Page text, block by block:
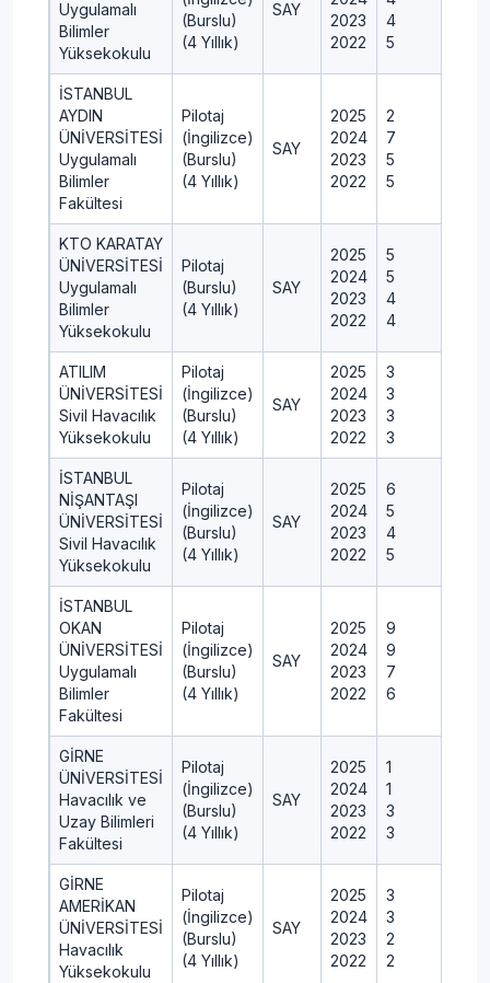
Uygulamalı
Bilimler
Yüksekokulu
(Burslu)
(4 Yıllık)
SAY
2023
2022
4
5
İSTANBUL
AYDIN
ÜNİVERSİTESİ
Uygulamalı
Bilimler
Fakültesi
Pilotaj
(İngilizce)
(Burslu)
(4 Yıllık)
SAY
2025
2024
2023
2022
2
7
5
5
KTO KARATAY
ÜNİVERSİTESİ
Uygulamalı
Bilimler
Yüksekokulu
Pilotaj
(Burslu)
(4 Yıllık)
SAY
2025
2024
2023
2022
5
5
4
4
ATILIM
ÜNİVERSİTESİ
Sivil Havacılık
Yüksekokulu
Pilotaj
(İngilizce)
(Burslu)
(4 Yıllık)
SAY
2025
2024
2023
2022
3
3
3
3
İSTANBUL
NİŞANTAŞI
ÜNİVERSİTESİ
Sivil Havacılık
Yüksekokulu
Pilotaj
(İngilizce)
(Burslu)
(4 Yıllık)
SAY
2025
2024
2023
2022
6
5
4
5
İSTANBUL
OKAN
ÜNİVERSİTESİ
Uygulamalı
Bilimler
Fakültesi
Pilotaj
(İngilizce)
(Burslu)
(4 Yıllık)
SAY
2025
2024
2023
2022
9
9
7
6
GİRNE
ÜNİVERSİTESİ
Havacılık ve
Uzay Bilimleri
Fakültesi
Pilotaj
(İngilizce)
(Burslu)
(4 Yıllık)
SAY
2025
2024
2023
2022
1
1
3
3
GİRNE
AMERİKAN
ÜNİVERSİTESİ
Havacılık
Yüksekokulu
Pilotaj
(İngilizce)
(Burslu)
(4 Yıllık)
SAY
2025
2024
2023
2022
3
3
2
2